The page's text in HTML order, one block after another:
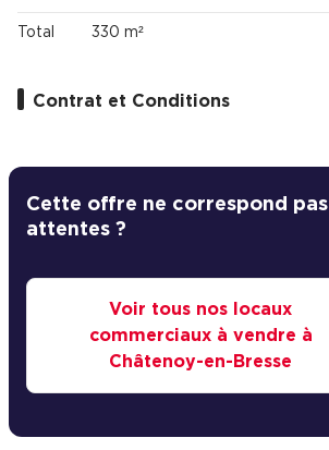
Total 330 m²
Contrat et Conditions
Cette offre ne correspond pas
attentes ?
Voir tous nos locaux
commerciaux à vendre à
Châtenoy-en-Bresse